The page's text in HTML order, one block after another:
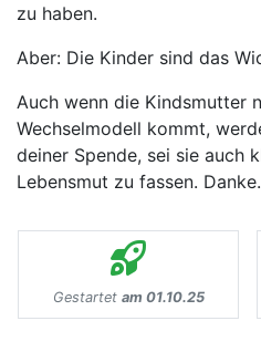
zu haben.
Aber: Die Kinder sind das
Auch wenn die Kindsmutter
Wechselmodell kommt,
deiner Spende, sei sie auch
Lebensmut zu fassen. Danke.
Gestartet am 01.10.25